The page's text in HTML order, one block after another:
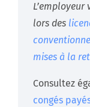
lors des
mises à la
Consultez
congés